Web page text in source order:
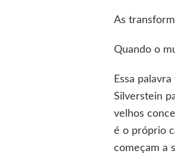
As
Quando o
Essa
Silverstein
velhos
é o próprio
começam a